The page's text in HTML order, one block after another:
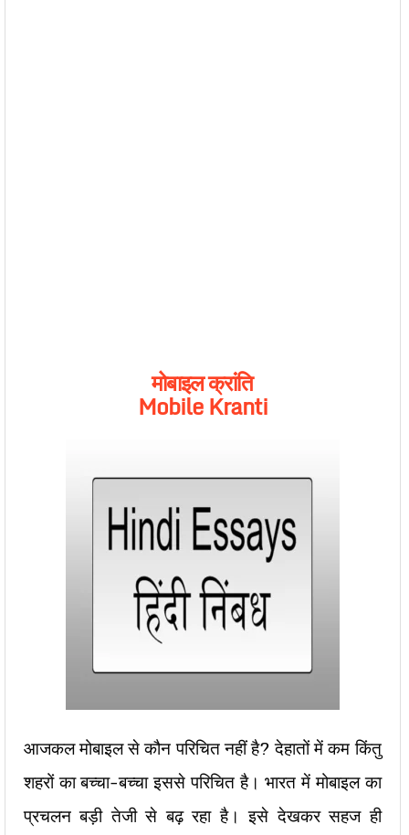
मोबाइल क्रांति
Mobile Kranti
आजकल मोबाइल से कौन परिचित नहीं है? देहातों में कम किंतु
शहरों का बच्चा-बच्चा इससे परिचित है। भारत में मोबाइल का
प्रचलन बड़ी तेजी से बढ़ रहा है। इसे देखकर सहज ही